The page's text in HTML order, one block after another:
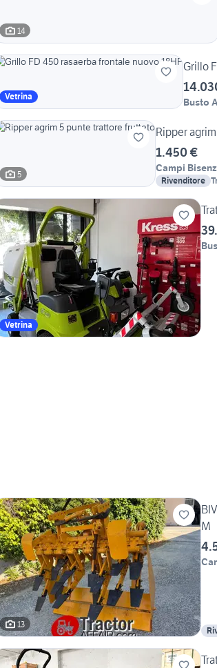
14
Vetrina
Grillo
Busto
5
Ripper
1.450 €
Campi
Rivenditore
Vetrina
13
M